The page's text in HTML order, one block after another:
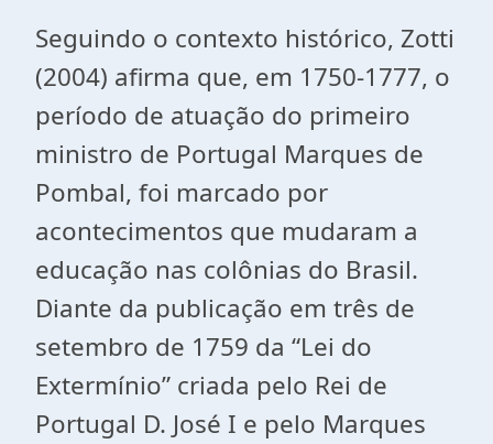
Seguindo o contexto histórico, Zotti
(2004) afirma que, em 1750-1777, o
período de atuação do primeiro
ministro de Portugal Marques de
Pombal, foi marcado por
acontecimentos que mudaram a
educação nas colônias do Brasil.
Diante da publicação em três de
setembro de 1759 da “Lei do
Extermínio” criada pelo Rei de
Portugal D. José I e pelo Marques